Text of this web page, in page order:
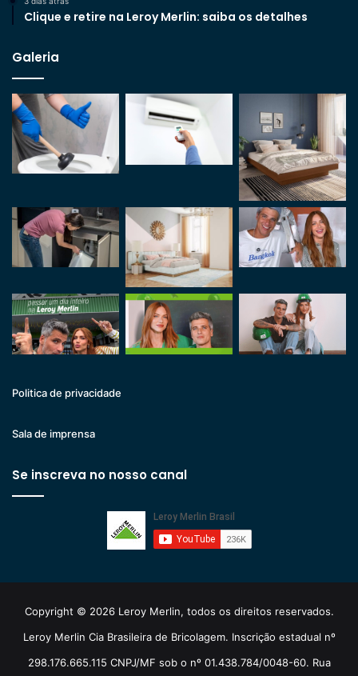
Clique e retire na Leroy Merlin: saiba os detalhes
Galeria
Politica de privacidade
Sala de imprensa
Se inscreva no nosso canal
Copyright © 2026 Leroy Merlin, todos os direitos reservados.
Leroy Merlin Cia Brasileira de Bricolagem. Inscrição estadual nº
298.176.665.115 CNPJ/MF sob o nº 01.438.784/0048-60. Rua